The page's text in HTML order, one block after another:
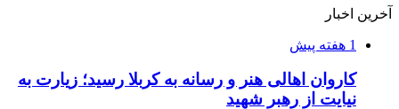
آخرین اخبار
1 هفته پیش
کاروان اهالی هنر و رسانه به کربلا رسید؛ زیارت به
نیایت از رهبر شهید